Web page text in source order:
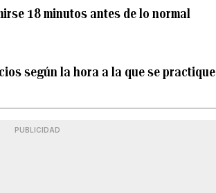
18 minutos antes de lo normal
según la hora a la que se practique
PUBLICIDAD